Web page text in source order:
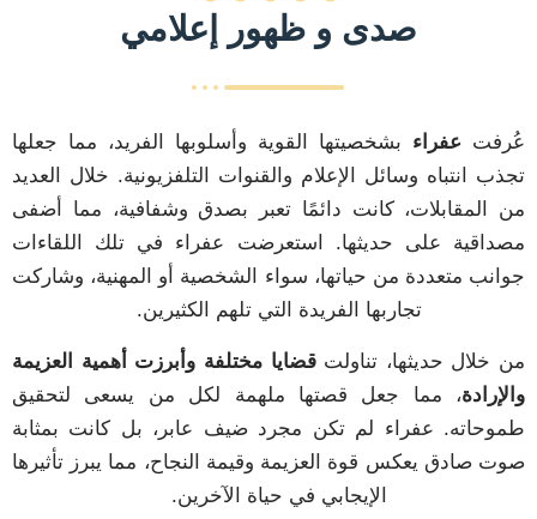
صدى و ظهور إعلامي
عُرفت عفراء بشخصيتها القوية وأسلوبها الفريد، مما جعلها
تجذب انتباه وسائل الإعلام والقنوات التلفزيونية. خلال العديد
من المقابلات، كانت دائمًا تعبر بصدق وشفافية، مما أضفى
مصداقية على حديثها. استعرضت عفراء في تلك اللقاءات
جوانب متعددة من حياتها، سواء الشخصية أو المهنية، وشاركت
تجاربها الفريدة التي تلهم الكثيرين.
من خلال حديثها، تناولتقضايا مختلفة وأبرزت أهمية العزيمة
والإرادة، مما جعل قصتها ملهمة لكل من يسعى لتحقيق
طموحاته. عفراء لم تكن مجرد ضيف عابر، بل كانت بمثابة
صوت صادق يعكس قوة العزيمة وقيمة النجاح، مما يبرز تأثيرها
الإيجابي في حياة الآخرين.